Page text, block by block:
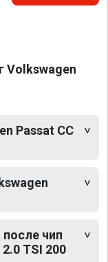
Volkswagen
Passat CC
чип
TSI 200